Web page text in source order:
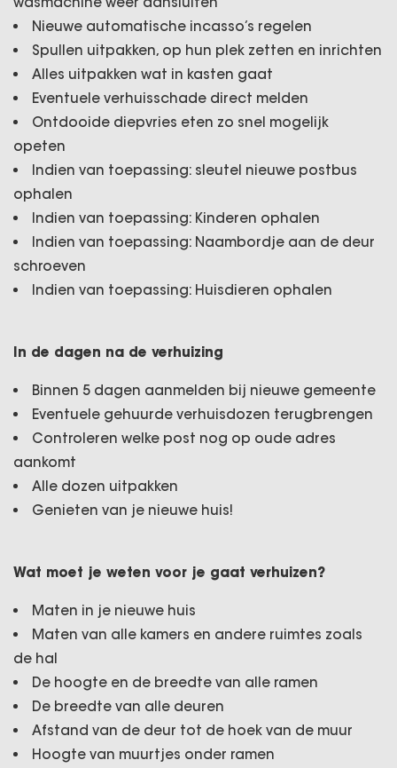
Nieuwe automatische incasso’s regelen
Spullen uitpakken, op hun plek zetten en inrichten
Alles uitpakken wat in kasten gaat
Eventuele verhuisschade direct melden
Ontdooide diepvries eten zo snel mogelijk
opeten
Indien van toepassing: sleutel nieuwe postbus
ophalen
Indien van toepassing: Kinderen ophalen
Indien van toepassing: Naambordje aan de deur
schroeven
Indien van toepassing: Huisdieren ophalen
In de dagen na de verhuizing
Binnen 5 dagen aanmelden bij nieuwe gemeente
Eventuele gehuurde verhuisdozen terugbrengen
Controleren welke post nog op oude adres
aankomt
Alle dozen uitpakken
Genieten van je nieuwe huis!
Wat moet je weten voor je gaat verhuizen?
Maten in je nieuwe huis
Maten van alle kamers en andere ruimtes zoals
de hal
De hoogte en de breedte van alle ramen
De breedte van alle deuren
Afstand van de deur tot de hoek van de muur
Hoogte van muurtjes onder ramen